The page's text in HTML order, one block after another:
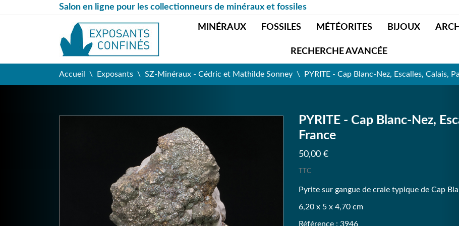
Salon en ligne pour les collectionneurs de minéraux et fossiles
MINÉRAUX FOSSILES MÉTÉORITES BIJOUX
RECHERCHE AVANCÉE
Accueil Exposants SZ-Minéraux - Cédric et Mathilde Sonney PYRITE - Cap Blanc-Nez, Escalles, Calais,
PYRITE - Cap Blanc-Nez,
France
50,00 €
TTC
Pyrite sur gangue de craie typique de Cap
6,20 x 5 x 4,70 cm
Référence : 3946